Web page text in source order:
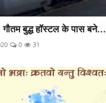
गौतम बुद्ध हॉस्‍टल के पास बने...
0 31